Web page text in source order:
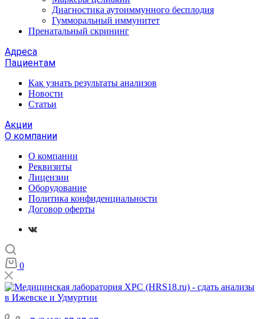
Диагностика аутоиммунного бесплодия
Гумморальный иммунитет
Пренатальный скрининг
Адреса
Пациентам
Как узнать результаты анализов
Новости
Статьи
Акции
О компании
О компании
Реквизиты
Лицензии
Оборудование
Политика конфиденциальности
Договор оферты
0